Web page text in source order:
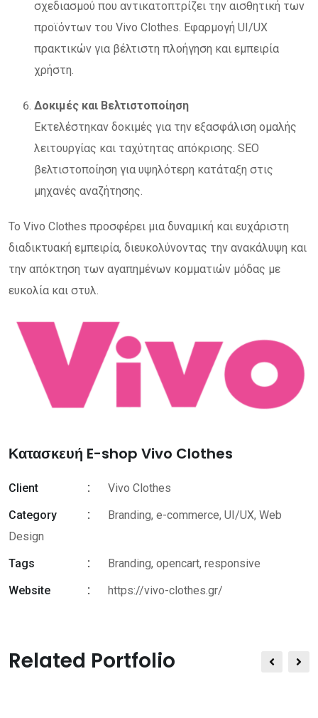
σχεδιασμού που αντικατοπτρίζει την αισθητική των
προϊόντων του Vivo Clothes. Εφαρμογή UI/UX
πρακτικών για βέλτιστη πλοήγηση και εμπειρία
χρήστη.
Δοκιμές και Βελτιστοποίηση
Εκτελέστηκαν δοκιμές για την εξασφάλιση ομαλής
λειτουργίας και ταχύτητας απόκρισης. SEO
βελτιστοποίηση για υψηλότερη κατάταξη στις
μηχανές αναζήτησης.
Το Vivo Clothes προσφέρει μια δυναμική και ευχάριστη
διαδικτυακή εμπειρία, διευκολύνοντας την ανακάλυψη και
την απόκτηση των αγαπημένων κομματιών μόδας με
ευκολία και στυλ.
Κατασκευή E-shop Vivo Clothes
Client
Vivo Clothes
Category
Branding, e-commerce, UI/UX, Web
Design
Tags
Branding, opencart, responsive
Website
https://vivo-clothes.gr/
Related Portfolio